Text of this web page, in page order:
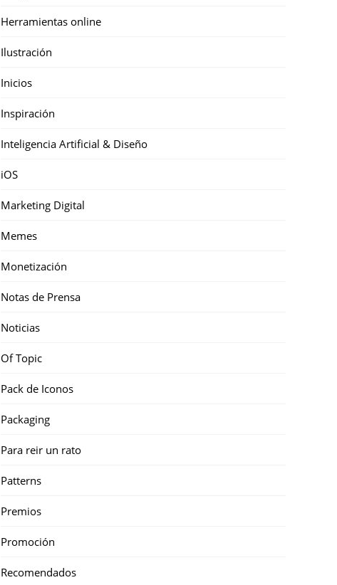
Herramientas online
Ilustración
Inicios
Inspiración
Inteligencia Artificial & Diseño
iOS
Marketing Digital
Memes
Monetización
Notas de Prensa
Noticias
Of Topic
Pack de Iconos
Packaging
Para reir un rato
Patterns
Premios
Promoción
Recomendados